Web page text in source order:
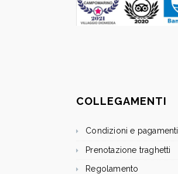
COLLEGAMENTI
Condizioni e pagamenti
Prenotazione traghetti
Regolamento